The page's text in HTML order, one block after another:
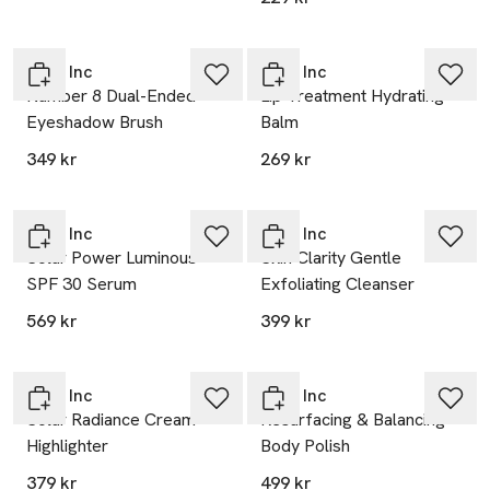
Rose Inc
Number 8 Dual-Ended
Eyeshadow Brush
349 kr
Rose Inc
Lip Treatment Hydrating
Balm
269 kr
Rose Inc
Solar Power Luminous
SPF 30 Serum
569 kr
Rose Inc
Skin Clarity Gentle
Exfoliating Cleanser
399 kr
Rose Inc
Solar Radiance Cream
Highlighter
379 kr
Rose Inc
Resurfacing & Balancing
Body Polish
499 kr